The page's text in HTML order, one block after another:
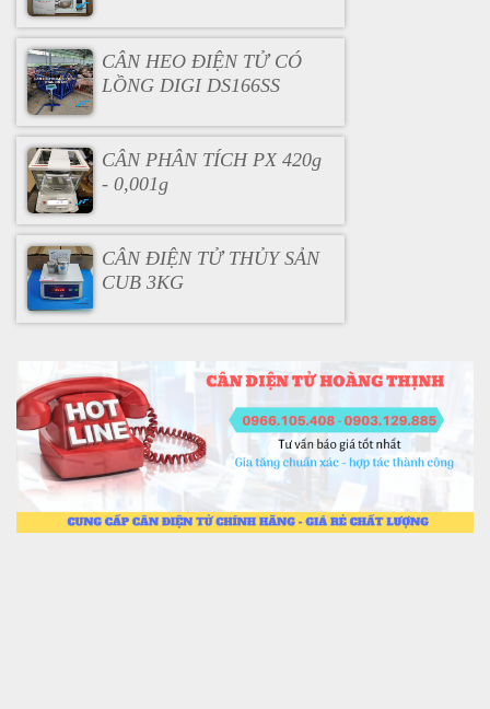
CÂN HEO ĐIỆN TỬ CÓ
LỒNG DIGI DS166SS
CÂN PHÂN TÍCH PX 420g
- 0,001g
CÂN ĐIỆN TỬ THỦY SẢN
CUB 3KG